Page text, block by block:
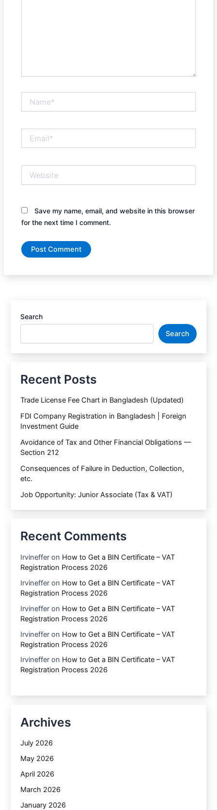
Save my name, email, and website in this browser
for the next time I comment.
Search
Search
Recent Posts
Trade License Fee Chart in Bangladesh (Updated)
FDI Company Registration in Bangladesh | Foreign
Investment Guide
Avoidance of Tax and Other Financial Obligations —
Section 212
Consequences of Failure in Deduction, Collection,
etc.
Job Opportunity: Junior Associate (Tax & VAT)
Recent Comments
Irvineffer on How to Get a BIN Certificate – VAT
Registration Process 2026
Irvineffer on How to Get a BIN Certificate – VAT
Registration Process 2026
Irvineffer on How to Get a BIN Certificate – VAT
Registration Process 2026
Irvineffer on How to Get a BIN Certificate – VAT
Registration Process 2026
Irvineffer on How to Get a BIN Certificate – VAT
Registration Process 2026
Archives
July 2026
May 2026
April 2026
March 2026
January 2026